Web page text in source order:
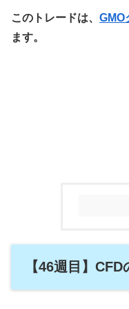
このトレードは、 GMO
ます。
【46週目】